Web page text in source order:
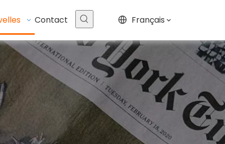
Contact Français